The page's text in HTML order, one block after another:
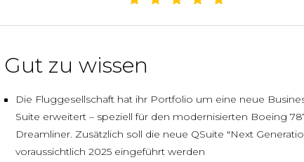
Gut zu wissen
Die Fluggesellschaft hat ihr Portfolio um eine neue
Suite erweitert – speziell für den modernisierten Boeing
Dreamliner. Zusätzlich soll die neue QSuite "Next
voraussichtlich 2025 eingeführt werden